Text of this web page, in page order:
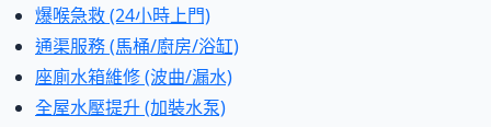
爆喉急救 (24小時上門)
通渠服務 (馬桶/廚房/浴缸)
座廁水箱維修 (波曲/漏水)
全屋水壓提升 (加裝水泵)